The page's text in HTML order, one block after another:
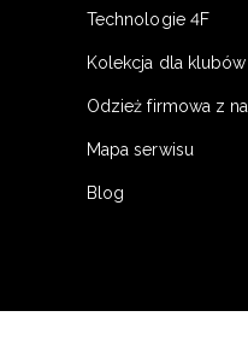
Technologie 4F
Kolekcja dla klubów
Odzież firmowa z
Mapa serwisu
Blog